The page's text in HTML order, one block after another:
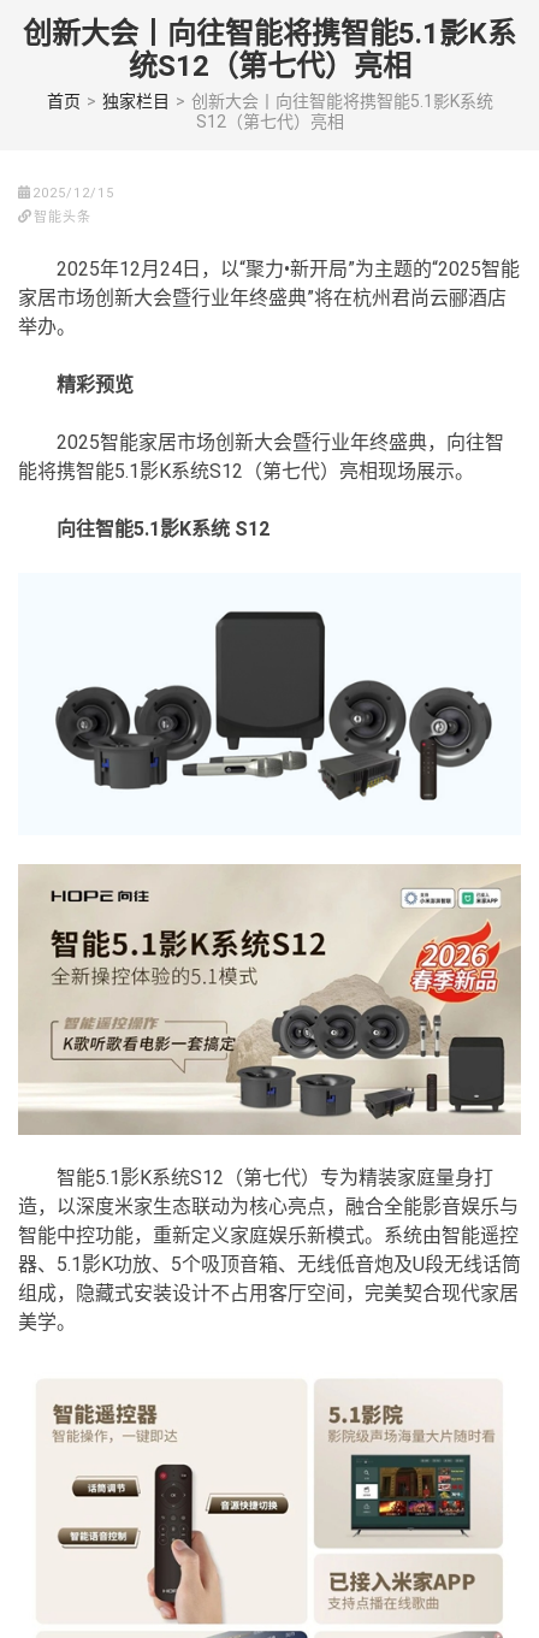
Skip
(Press
创新大会丨向往智能将携智能5.1影K系
统S12（第七代）亮相
首页 > 独家栏目 > 创新大会丨向往智能将携智能5.1影K系统
S12（第七代）亮相
2025/12/15
智能头条
2025年12月24日，以“聚力•新开局”为主题的“2025智能
家居市场创新大会暨行业年终盛典”将在杭州君尚云郦酒店
举办。
精彩预览
2025智能家居市场创新大会暨行业年终盛典，向往智
能将携智能5.1影K系统S12（第七代）亮相现场展示。
向往智能5.1影K系统 S12
智能5.1影K系统S12（第七代）专为精装家庭量身打
造，以深度米家生态联动为核心亮点，融合全能影音娱乐与
智能中控功能，重新定义家庭娱乐新模式。系统由智能遥控
器、5.1影K功放、5个吸顶音箱、无线低音炮及U段无线话筒
组成，隐藏式安装设计不占用客厅空间，完美契合现代家居
美学。